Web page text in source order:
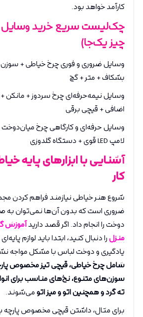
کارآمد خواهد بود.
چک‌لیست سریع خرید
چیز یک‌جا)
وسایل ضروری و فوری چرخ خیاطی + سوزن
بشکاف + متر + گچ
وسایل نیمه‌حرفه‌ای چرخ سردوز + مانکن +
اضافی + قیچی برقی
لامپ LED قوی + دستگاه گلدوزی
آشنایی با ابزارهای پایه
کار
شروع هنر خیاطی نیازمند فراهم کردن
ضروری است که بدون آن‌ها نمی‌توان به
دوخت را انجام داد. اگر قصد داریدآموزش
منزلرا دنبال کنید، ابتدا باید لوازم
یادگیری و دوخت لباس با مشکل مواجه
شامل چرخ خیاطی، قیچی تیز مخصوص
سوزن‌های متنوع، نخ‌های مناسب برای
ته گرد و همچنین اتو و میز اتومی‌شوند.
برای مثال، داشتن قیچی مخصوص پارچه